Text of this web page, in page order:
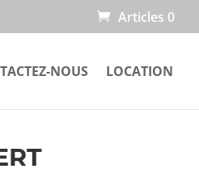
Articles 0
NOUS LOCATION